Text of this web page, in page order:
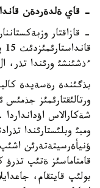
- قاي ةلدةردةن
- قازاقتار
ءذشئنشئ ورئندا تذر،
ورتالئقتارئمئز
شةكارالاس
ومبئ وبلئستارئندا
ؤنيأةرسيتةتةرئن
قامتاماسئز ةتئپ
بولئپ قايتقام،